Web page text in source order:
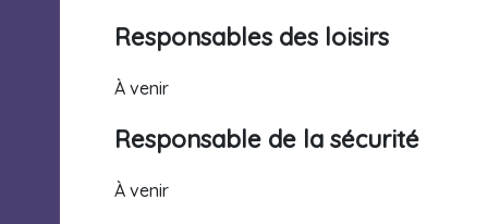
Responsables des loisirs
À venir
Responsable de la sécurité
À venir